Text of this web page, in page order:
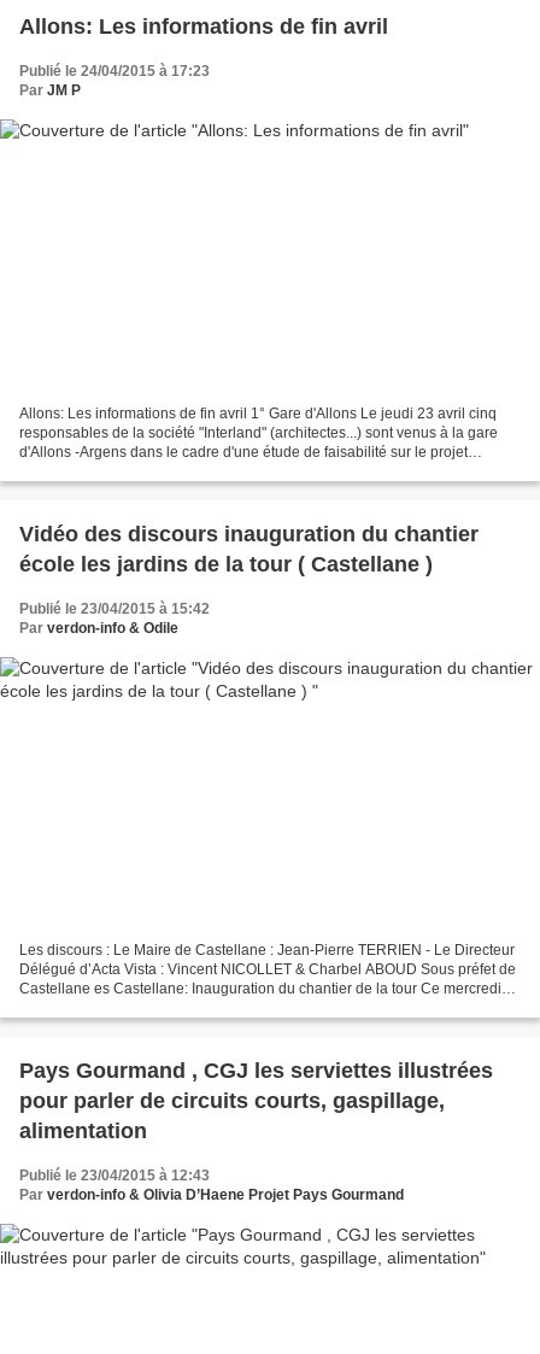
Allons: Les informations de fin avril
Publié le 24/04/2015 à 17:23
Par JM P
Allons: Les informations de fin avril 1° Gare d'Allons Le jeudi 23 avril cinq
responsables de la société "Interland" (architectes...) sont venus à la gare
d'Allons -Argens dans le cadre d'une étude de faisabilité sur le projet
Vidéo des discours inauguration du chantier
école les jardins de la tour ( Castellane )
Publié le 23/04/2015 à 15:42
Par verdon-info & Odile
Les discours : Le Maire de Castellane : Jean-Pierre TERRIEN - Le Directeur
Délégué d’Acta Vista : Vincent NICOLLET & Charbel ABOUD Sous préfet de
Castellane es Castellane: Inauguration du chantier de la tour Ce mercredi
Pays Gourmand , CGJ les serviettes illustrées
pour parler de circuits courts, gaspillage,
alimentation
Publié le 23/04/2015 à 12:43
Par verdon-info & Olivia D’Haene Projet Pays Gourmand